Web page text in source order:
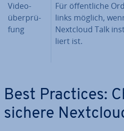
Vi­deo­
über­prü­
fung
Für öf­fent­li­che
links möglich,
Nextcloud Talk
liert ist.
Best Practices:
sichere